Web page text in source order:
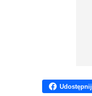
Udostępnij